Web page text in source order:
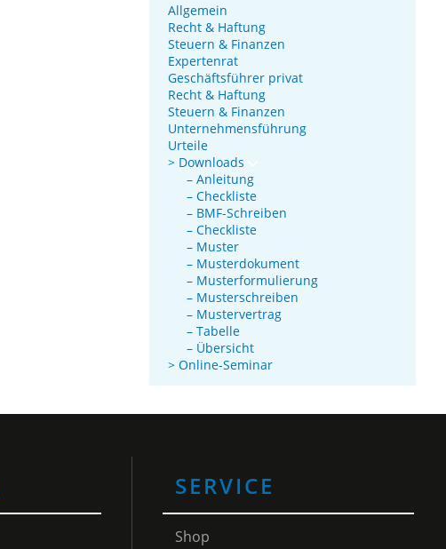
Allgemein
Recht & Haftung
Steuern & Finanzen
Expertenrat
Geschäftsführer privat
Recht & Haftung
Steuern & Finanzen
Unternehmensführung
Urteile
> Downloads
– Anleitung
– Checkliste
– BMF-Schreiben
– Checkliste
– Muster
– Musterdokument
– Musterformulierung
– Musterschreiben
– Mustervertrag
– Tabelle
– Übersicht
> Online-Seminar
SERVICE
Shop